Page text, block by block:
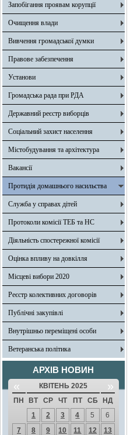
Запобігання проявам корупції
Очищення влади
Вивчення громадської думки
Правове забезпечення
Установи
Громадська рада при РДА
Державний реєстр виборців
Соціальний захист населення
Містобудування та архітектура
Вакансії
Протидія домашнього насильства
Служба у справах дітей
Протоколи комісії ТЕБ та НС
Діяльність спостережної комісії
Оцінка впливу на довкілля
Місцеві вибори 2020
Реєстр колективних договорів
Публічні закупівлі
Внутрішньо переміщені особи
Ветеранська політика
АРХІВ НОВИН
« КВІТЕНЬ 2025 »
ПН ВТ СР ЧТ ПТ СБ
НД
1
2 3 4 5
6
7
8 9 10 11 12
13